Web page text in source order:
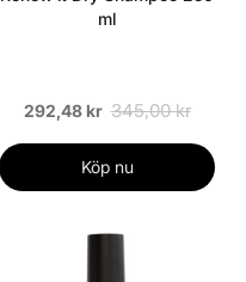
ml
292,48 kr 345,00 kr
Köp nu